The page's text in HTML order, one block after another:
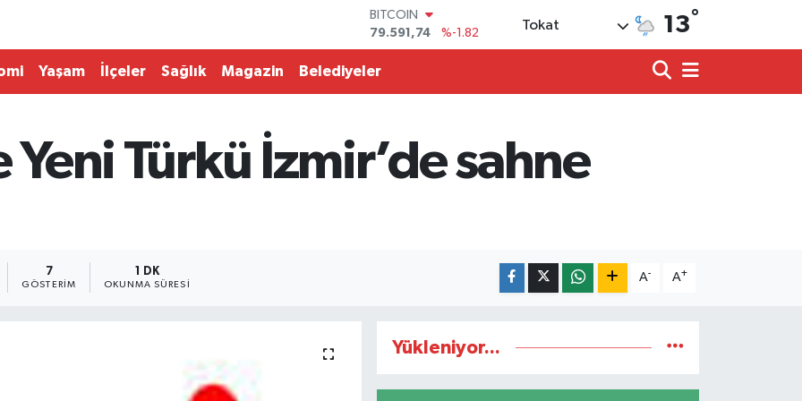
BITCOIN
79.591,74
%-1.82
DOLAR
45,43620
61,60380
G.ALTIN
6862,09000
%0.19
Tokat 13°
Yaşam İlçeler Sağlık Magazin Belediyeler
Yeni Türkü İzmir’de sahne
7
GÖSTERIM
1 DK
OKUNMA SÜRESI
A- A+
Yükleniyor...